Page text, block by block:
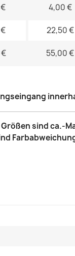
4,00 €
22,50 €
55,00 €
sind ca.-